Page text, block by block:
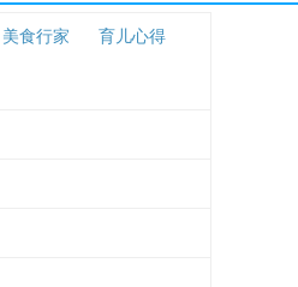
美食行家 育儿心得